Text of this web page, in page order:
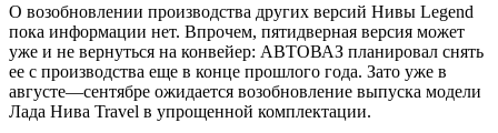
О возобновлении производства других версий Нивы Legend
пока информации нет. Впрочем, пятидверная версия может
уже и не вернуться на конвейер: АВТОВАЗ планировал снять
ее с производства еще в конце прошлого года. Зато уже в
августе—сентябре ожидается возобновление выпуска модели
Лада Нива Travel в упрощенной комплектации.